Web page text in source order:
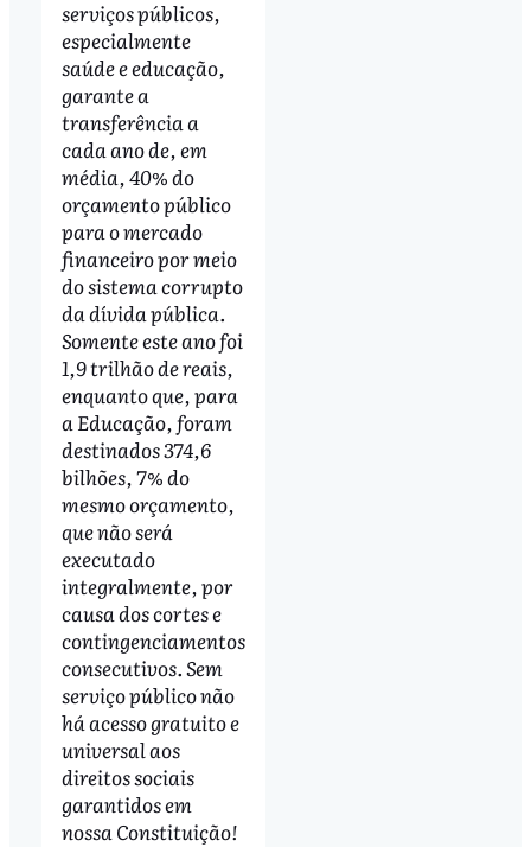
serviços públicos,
especialmente
saúde e educação,
garante a
transferência a
cada ano de, em
média, 40% do
orçamento público
para o mercado
financeiro por meio
do sistema corrupto
da dívida pública.
Somente este ano foi
1,9 trilhão de reais,
enquanto que, para
a Educação, foram
destinados 374,6
bilhões, 7% do
mesmo orçamento,
que não será
executado
integralmente, por
causa dos cortes e
contingenciamentos
consecutivos. Sem
serviço público não
há acesso gratuito e
universal aos
direitos sociais
garantidos em
nossa Constituição!